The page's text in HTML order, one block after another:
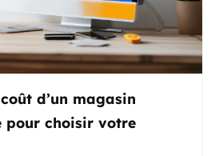
d’un magasin
pour choisir votre